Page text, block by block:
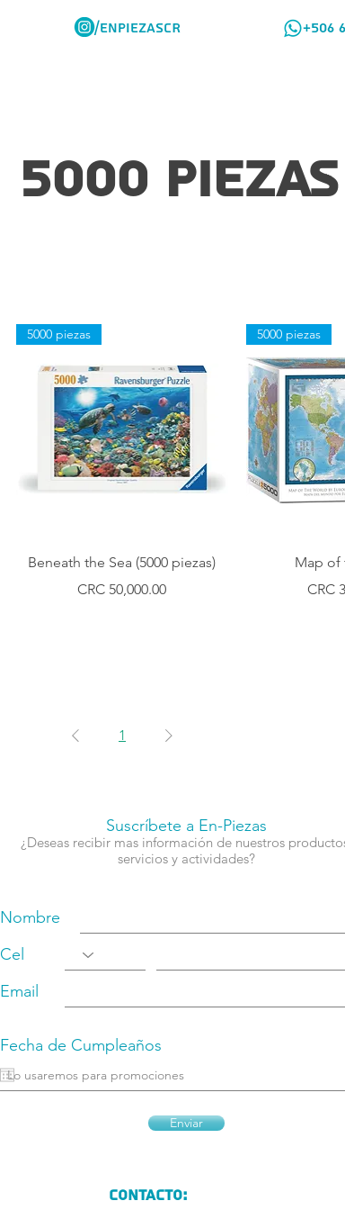
/ENPIEZASCR +506
5000 piezas
Vista rápida
5000 piezas
Beneath the Sea (5000 piezas)
Precio
CRC 50,000.00
5000 piezas
Map of
Precio
CRC
1
Suscríbete a En-Piezas
¿Deseas recibir mas información de nuestros
servicios y actividades?
Nombre
Cel
Email
Enviar
Fecha de Cumpleaños
Contacto: